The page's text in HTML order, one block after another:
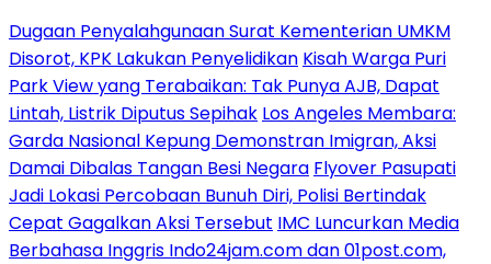
Dugaan Penyalahgunaan Surat Kementerian UMKM
Disorot, KPK Lakukan Penyelidikan Kisah Warga Puri
Park View yang Terabaikan: Tak Punya AJB, Dapat
Lintah, Listrik Diputus Sepihak Los Angeles Membara:
Garda Nasional Kepung Demonstran Imigran, Aksi
Damai Dibalas Tangan Besi Negara Flyover Pasupati
Jadi Lokasi Percobaan Bunuh Diri, Polisi Bertindak
Cepat Gagalkan Aksi Tersebut IMC Luncurkan Media
Berbahasa Inggris Indo24jam.com dan 01post.com,